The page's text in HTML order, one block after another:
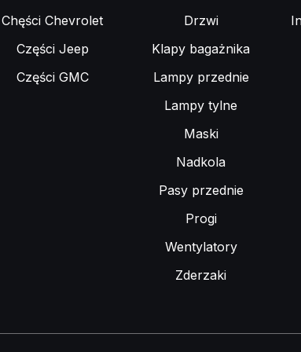
Chęści Chevrolet
Części Jeep
Części GMC
Drzwi
Klapy bagażnika
Lampy przednie
Lampy tylne
Maski
Nadkola
Pasy przednie
Progi
Wentylatory
Zderzaki